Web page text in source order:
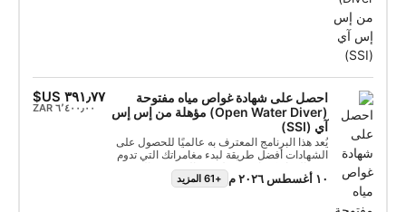
احصل على شهادة غواص مياه مفتوحة
(Open Water Diver) مؤهلة من إس إس
آي (SSI)
يُعد هذا البرنامج المعترف به عالميًا للحصول على
الشهادات أفضل طريقة لبدء مغامراتك التي تدوم
مدى الحياة كغواص مؤهل. يتم الجمع بين التدريب
المخصص وجلسات التدريب المائي لضمان
١٠ أغسطس ٢٠٢٦ م +61 المزيد